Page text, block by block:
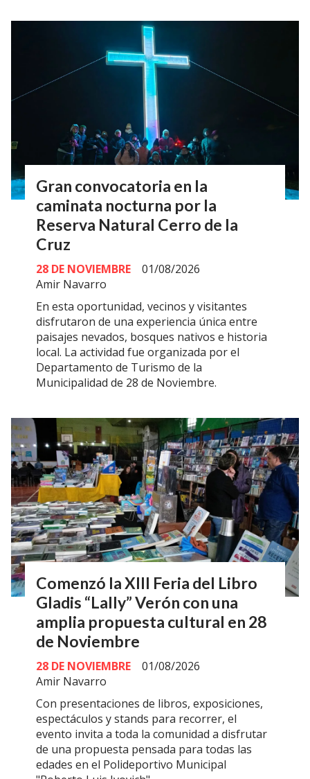
Gran convocatoria en la
caminata nocturna por la
Reserva Natural Cerro de la
Cruz
Amir Navarro
28 DE NOVIEMBRE 01/08/2026
En esta oportunidad, vecinos y visitantes
disfrutaron de una experiencia única entre
paisajes nevados, bosques nativos e historia
local. La actividad fue organizada por el
Departamento de Turismo de la
Municipalidad de 28 de Noviembre.
Comenzó la XIII Feria del Libro
Gladis “Lally” Verón con una
amplia propuesta cultural en 28
de Noviembre
Amir Navarro
28 DE NOVIEMBRE 01/08/2026
Con presentaciones de libros, exposiciones,
espectáculos y stands para recorrer, el
evento invita a toda la comunidad a disfrutar
de una propuesta pensada para todas las
edades en el Polideportivo Municipal